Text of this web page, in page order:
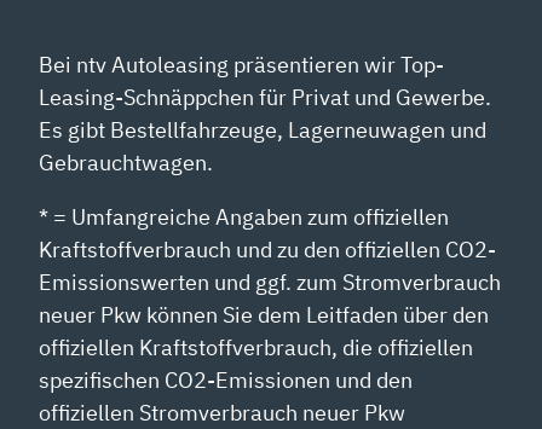
Bei ntv Autoleasing präsentieren wir Top-
Leasing-Schnäppchen für Privat und Gewerbe.
Es gibt Bestellfahrzeuge, Lagerneuwagen und
Gebrauchtwagen.
* = Umfangreiche Angaben zum offiziellen
Kraftstoffverbrauch und zu den offiziellen CO2-
Emissionswerten und ggf. zum Stromverbrauch
neuer Pkw können Sie dem Leitfaden über den
offiziellen Kraftstoffverbrauch, die offiziellen
spezifischen CO2-Emissionen und den
offiziellen Stromverbrauch neuer Pkw